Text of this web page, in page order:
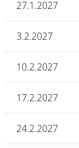
27.1.2027
3.2.2027
10.2.2027
17.2.2027
24.2.2027